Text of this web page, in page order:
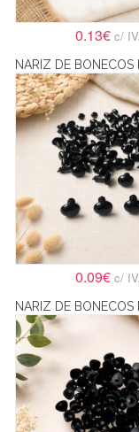
0.13€c/
0.09€c/